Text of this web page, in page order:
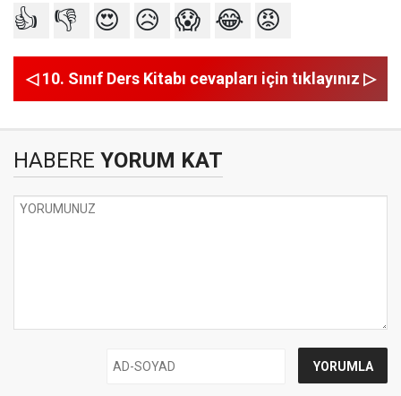
👍 👎 😍 😥 😱 😂 😡
◁ 10. Sınıf Ders Kitabı cevapları için tıklayınız ▷
HABERE YORUM KAT